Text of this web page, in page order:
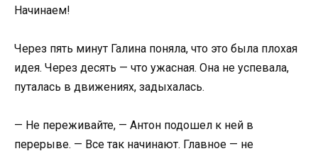
Начинаем!
Через пять минут Галина поняла, что это была плохая
идея. Через десять — что ужасная. Она не успевала,
путалась в движениях, задыхалась.
— Не переживайте, — Антон подошел к ней в
перерыве. — Все так начинают. Главное — не